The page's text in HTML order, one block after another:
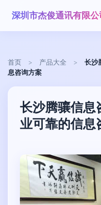
深圳市杰俊通讯有限公
首页 > 产品大全 >
长沙
息咨询方案
长沙腾骧信息
业可靠的信息